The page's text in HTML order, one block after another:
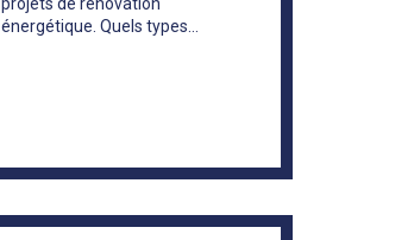
énergétique. Quels types…